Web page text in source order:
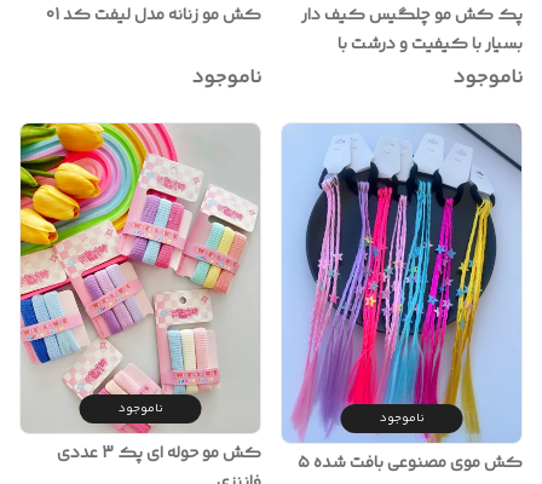
پک کش مو چلگیس کیف دار
بسیار با کیفیت و درشت با
کشسانی بالا
ناموجود
کش مو زنانه مدل لیفت کد 01
ناموجود
ناموجود
کش موی مصنوعی بافت شده ۵
ناموجود
کش مو حوله ای پک 3 عددی